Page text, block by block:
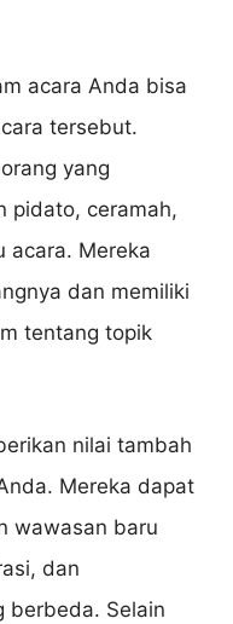
acara Anda bisa
tersebut.
yang
pidato, ceramah,
acara. Mereka
dan memiliki
tentang topik
nilai tambah
Mereka dapat
wawasan baru
dan
berbeda. Selain